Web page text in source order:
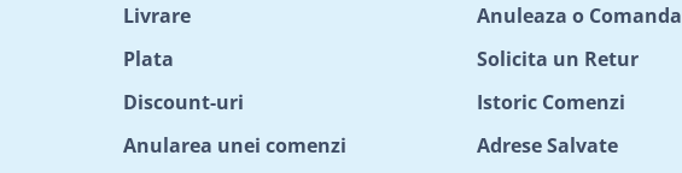
Livrare
Plata
Discount-uri
Anularea unei comenzi
Anuleaza o Comanda
Solicita un Retur
Istoric Comenzi
Adrese Salvate